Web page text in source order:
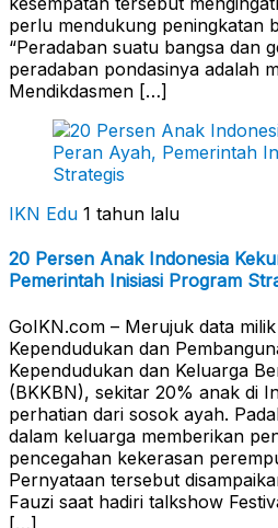
perlu mendukung peningkatan
“Peradaban suatu bangsa dan
peradaban pondasinya adalah
Mendikdasmen […]
IKN Edu 1 tahun lalu
20 Persen Anak Indonesia
Pemerintah Inisiasi Program
GoIKN.com – Merujuk data
Kependudukan dan
Kependudukan dan Keluarga
(BKKBN), sekitar 20% anak di
perhatian dari sosok ayah.
dalam keluarga memberikan
pencegahan kekerasan
Pernyataan tersebut
Fauzi saat hadiri talkshow
[…]